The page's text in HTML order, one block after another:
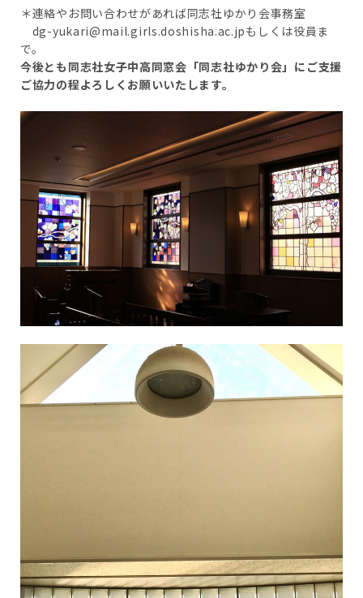
＊連絡やお問い合わせがあれば同志社ゆかり会事務室
dg-yukari@mail.girls.doshisha.ac.jpもしくは役員ま
で。
今後とも同志社女子中高同窓会「同志社ゆかり会」にご支援
ご協力の程よろしくお願いいたします。